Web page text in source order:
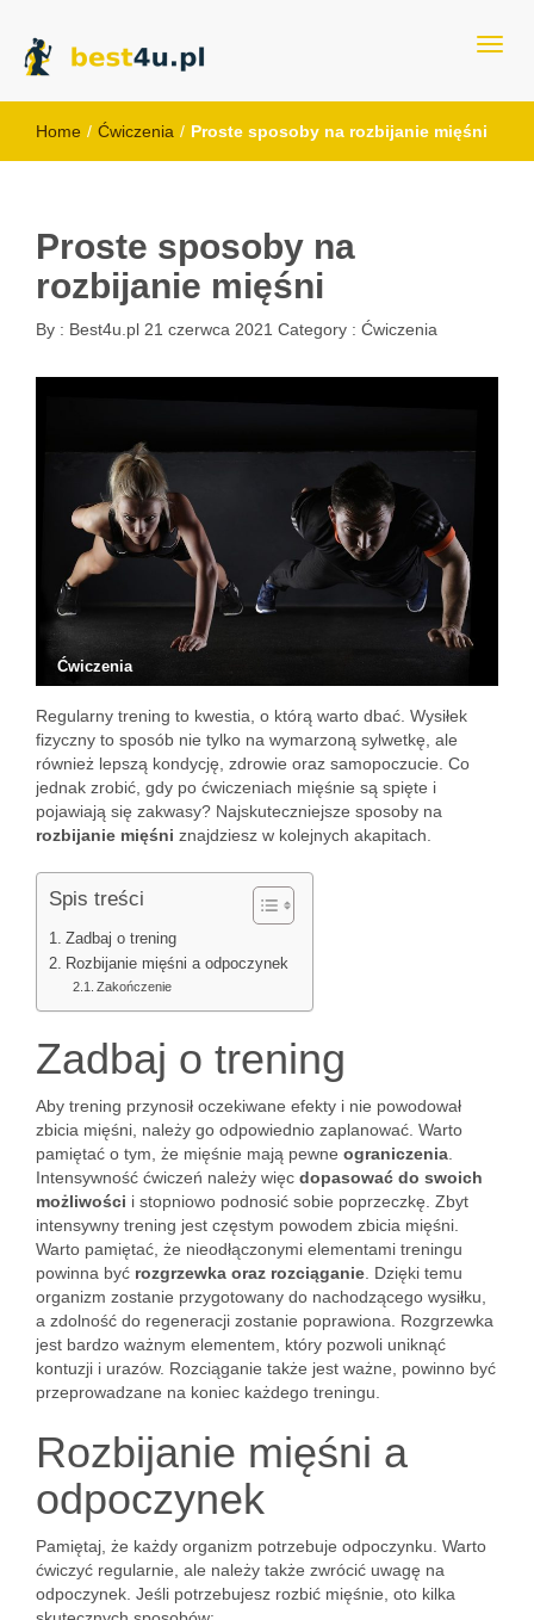
best4u.pl
Home / Ćwiczenia / Proste sposoby na rozbijanie mięśni
Proste sposoby na
rozbijanie mięśni
By : Best4u.pl 21 czerwca 2021 Category : Ćwiczenia
Ćwiczenia
Regularny trening to kwestia, o którą warto dbać. Wysiłek
fizyczny to sposób nie tylko na wymarzoną sylwetkę, ale
również lepszą kondycję, zdrowie oraz samopoczucie. Co
jednak zrobić, gdy po ćwiczeniach mięśnie są spięte i
pojawiają się zakwasy? Najskuteczniejsze sposoby na
rozbijanie mięśni znajdziesz w kolejnych akapitach.
Spis treści
Zadbaj o trening
Rozbijanie mięśni a odpoczynek
Zakończenie
Zadbaj o trening
Aby trening przynosił oczekiwane efekty i nie powodował
zbicia mięśni, należy go odpowiednio zaplanować. Warto
pamiętać o tym, że mięśnie mają pewne ograniczenia
Intensywność ćwiczeń należy więc dopasować do swoich
możliwości i stopniowo podnosić sobie poprzeczkę. Zbyt
intensywny trening jest częstym powodem zbicia mięśni.
Warto pamiętać, że nieodłączonymi elementami treningu
powinna być rozgrzewka oraz rozciąganie . Dzięki temu
organizm zostanie przygotowany do nachodzącego wysiłku,
a zdolność do regeneracji zostanie poprawiona. Rozgrzewka
jest bardzo ważnym elementem, który pozwoli uniknąć
kontuzji i urazów. Rozciąganie także jest ważne, powinno być
przeprowadzane na koniec każdego treningu.
Rozbijanie mięśni a
odpoczynek
Pamiętaj, że każdy organizm potrzebuje odpoczynku. Warto
ćwiczyć regularnie, ale należy także zwrócić uwagę na
odpoczynek. Jeśli potrzebujesz rozbić mięśnie, oto kilka